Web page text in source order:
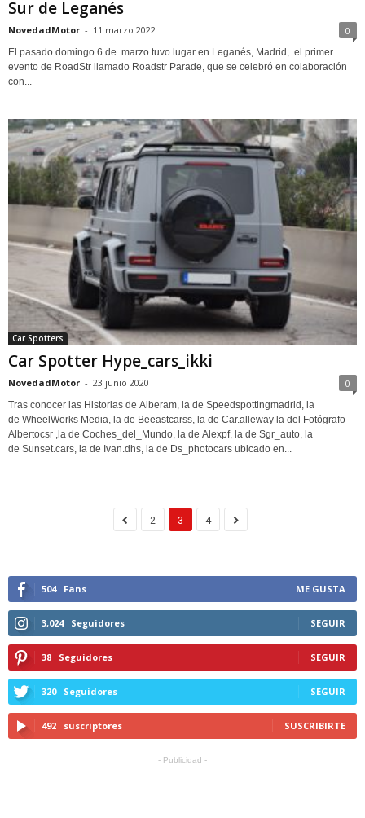
Sur de Leganés
NovedadMotor - 11 marzo 2022 0
El pasado domingo 6 de marzo tuvo lugar en Leganés, Madrid, el primer
evento de RoadStr llamado Roadstr Parade, que se celebró en colaboración
con...
Car Spotters
Car Spotter Hype_cars_ikki
NovedadMotor - 23 junio 2020 0
Tras conocer las Historias de Alberam, la de Speedspottingmadrid, la
de WheelWorks Media, la de Beeastcarss, la de Car.alleway la del Fotógrafo
Albertocsr ,la de Coches_del_Mundo, la de Alexpf, la de Sgr_auto, la
de Sunset.cars, la de Ivan.dhs, la de Ds_photocars ubicado en...
2 3 4
504 Fans ME GUSTA
3,024 Seguidores SEGUIR
38 Seguidores SEGUIR
320 Seguidores SEGUIR
492 suscriptores SUSCRIBIRTE
- Publicidad -